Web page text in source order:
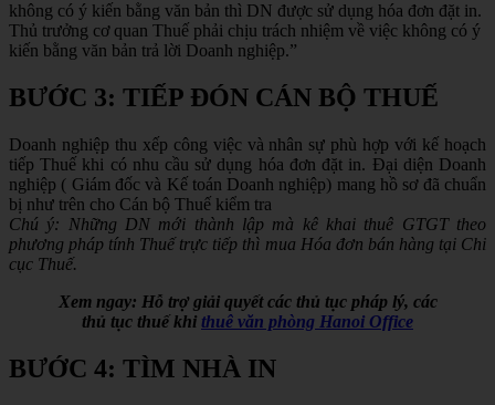
không có ý kiến bằng văn bản thì DN được sử dụng hóa đơn đặt in.
Thủ trưởng cơ quan Thuế phải chịu trách nhiệm về việc không có ý
kiến bằng văn bản trả lời Doanh nghiệp.”
BƯỚC 3: TIẾP ĐÓN CÁN BỘ THUẾ
Doanh nghiệp thu xếp công việc và nhân sự phù hợp với kế hoạch
tiếp Thuế khi có nhu cầu sử dụng hóa đơn đặt in. Đại diện Doanh
nghiệp ( Giám đốc và Kế toán Doanh nghiệp) mang hồ sơ đã chuẩn
bị như trên cho Cán bộ Thuế kiểm tra
Chú ý: Những DN mới thành lập mà kê khai thuê GTGT theo
phương pháp tính Thuế trực tiếp thì mua Hóa đơn bán hàng tại Chi
cục Thuế.
Xem ngay: Hỗ trợ giải quyết các thủ tục pháp lý, các
thủ tục thuế khi thuê văn phòng Hanoi Office
BƯỚC 4: TÌM NHÀ IN